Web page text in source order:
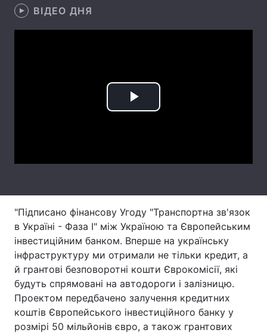
Відео з Youtube Статті
Вакансії
Тема оформлення
ВІДЕО ДНЯ
Play
"Підписано фінансову Угоду "Транспортна зв'язок
в Україні - Фаза I" між Україною та Європейським
інвестиційним банком. Вперше на українську
інфраструктуру ми отримали не тільки кредит, а
й грантові безповоротні кошти Єврокомісії, які
будуть спрямовані на автодороги і залізницю.
Проектом передбачено залучення кредитних
коштів Європейського інвестиційного банку у
розмірі 50 мільйонів євро, а також грантових